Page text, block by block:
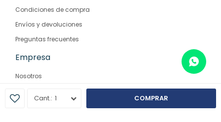
1 COMPRAR
Condiciones de compra
Envíos y devoluciones
Preguntas frecuentes
Empresa
Nosotros